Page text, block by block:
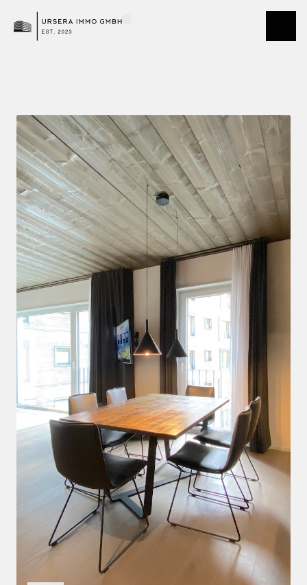
Demo Team Andermatt